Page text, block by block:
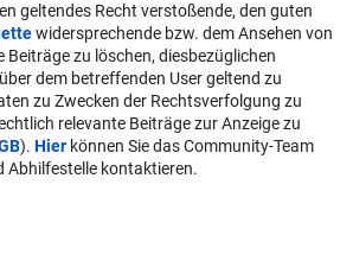
geltendes Recht verstoßende, den guten
widersprechende bzw. dem Ansehen von
zu löschen, diesbezüglichen
dem betreffenden User geltend zu
zu Zwecken der Rechtsverfolgung zu
relevante Beiträge zur Anzeige zu
). Hier können Sie das Community-Team
Abhilfestelle kontaktieren.